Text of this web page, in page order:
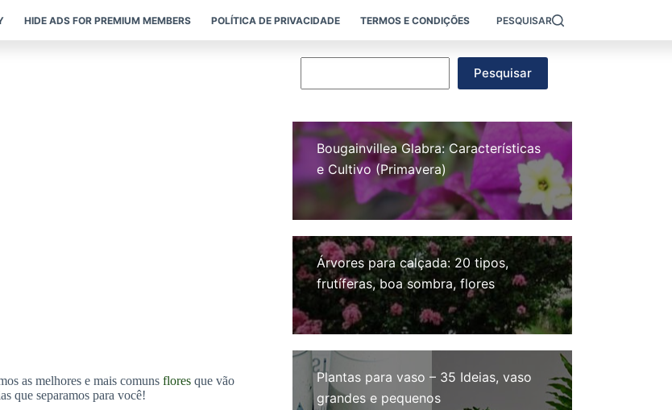
HIDE ADS FOR PREMIUM MEMBERS POLÍTICA DE PRIVACIDADE TERMOS E CONDIÇÕES PESQUISAR
as melhores e mais comuns flores que vão
que separamos para você!
Pesquisar
Bougainvillea Glabra: Características
e Cultivo (Primavera)
Árvores para calçada: 20 tipos,
frutíferas, boa sombra, flores
Plantas para vaso – 35 Ideias, vaso
grandes e pequenos